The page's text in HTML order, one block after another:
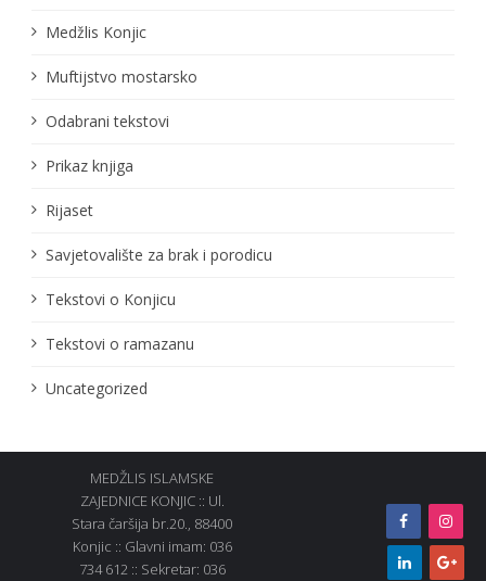
Medžlis Konjic
Muftijstvo mostarsko
Odabrani tekstovi
Prikaz knjiga
Rijaset
Savjetovalište za brak i porodicu
Tekstovi o Konjicu
Tekstovi o ramazanu
Uncategorized
MEDŽLIS ISLAMSKE
ZAJEDNICE KONJIC :: Ul.
Stara čaršija br.20., 88400
Konjic :: Glavni imam: 036
734 612 :: Sekretar: 036